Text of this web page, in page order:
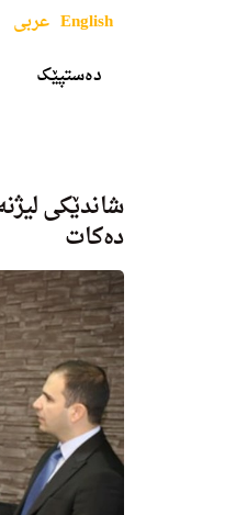
دەستپێک
English عربی
شاندێكی
ده‌كات